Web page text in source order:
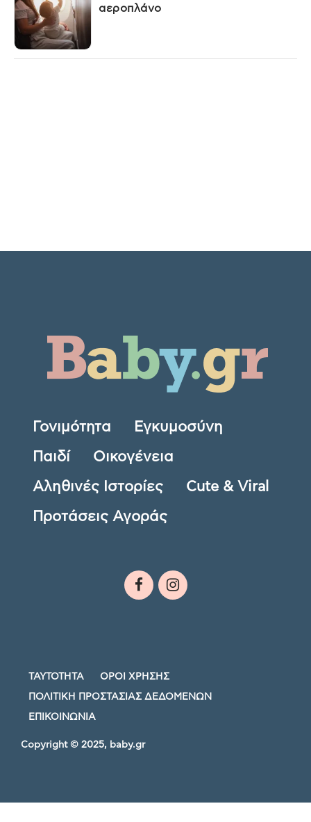
αεροπλάνο
Γονιμότητα Εγκυμοσύνη
Παιδί Οικογένεια
Αληθινές Ιστορίες Cute & Viral
Προτάσεις Αγοράς
ΤΑΥΤΟΤΗΤΑ ΟΡΟΙ ΧΡΗΣΗΣ
ΠΟΛΙΤΙΚΗ ΠΡΟΣΤΑΣΙΑΣ ΔΕΔΟΜΕΝΩΝ
ΕΠΙΚΟΙΝΩΝΙΑ
Copyright © 2025, baby.gr